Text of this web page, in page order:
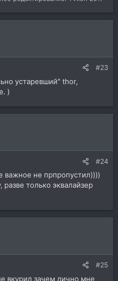
#23
устаревший" thor,
)
#24
важное не прпропустил))))
разве только эквалайзер
#25
вкурил зачем лично мне